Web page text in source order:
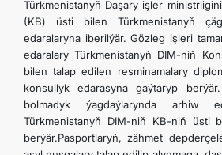
Türkmenistanyň Daşary işler
(KB) üsti bilen Türkmenistanyň
edaralaryna iberilýär. Gözleg işleri
edaralary Türkmenistanyň DIM-niň
bilen talap edilen resminamalary
konsullyk edarasyna gaýtaryp
bolmadyk ýagdaýlarynda arhiw
Türkmenistanyň DIM-niň KB-niň üsti
berýär.Pasportlaryň, zähmet